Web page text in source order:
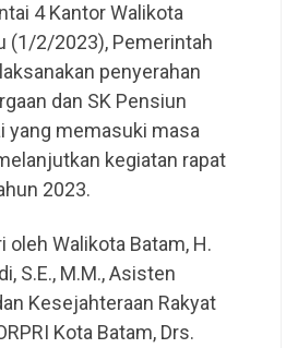
4 Kantor Walikota
(1/2/2023), Pemerintah
penyerahan
dan SK Pensiun
yang memasuki masa
kegiatan rapat
2023.
oleh Walikota Batam, H.
S.E., M.M., Asisten
Kesejahteraan Rakyat
Kota Batam, Drs.